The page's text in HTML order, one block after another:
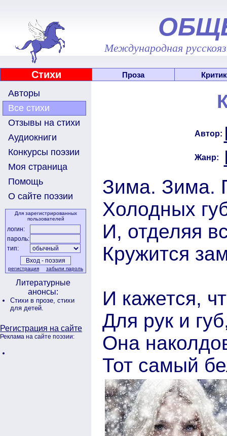
Международная
Стихи Проза
Авторы
Все стихи
Отзывы на стихи
Аудиокниги
Конкурсы поэзии
Моя страница
Помощь
О сайте поэзии
Для зарегистрированных
пользователей
логин:
пароль:
тип:
регистрация забыли пароль
Литературные
анонсы:
Стихи в прозе, стихи
для детей.
Регистрация на сайте
Реклама на сайте поэзии:
Автор:
Жанр:
Зима. Зима.
Холодных
И, отделяя
Кружится
И кажется,
Для рук и
Она
Тот самый